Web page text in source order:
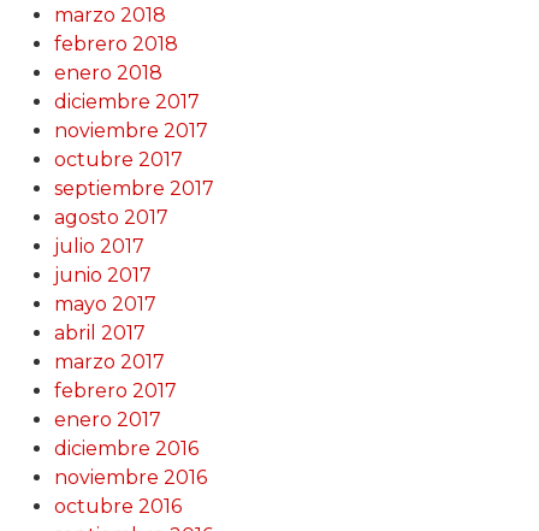
marzo 2018
febrero 2018
enero 2018
diciembre 2017
noviembre 2017
octubre 2017
septiembre 2017
agosto 2017
julio 2017
junio 2017
mayo 2017
abril 2017
marzo 2017
febrero 2017
enero 2017
diciembre 2016
noviembre 2016
octubre 2016